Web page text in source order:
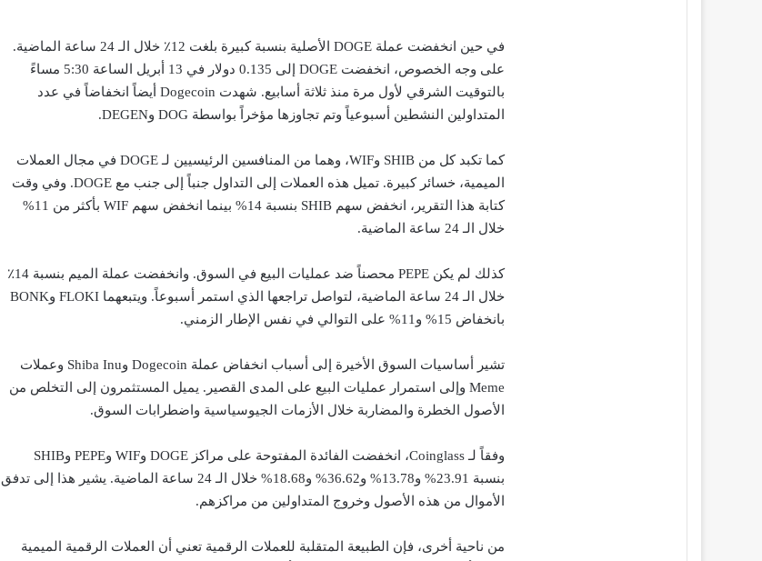
في حين انخفضت عملة DOGE الأصلية بنسبة كبيرة بلغت 12٪ خلال الـ 24 ساعة الماضية.
على وجه الخصوص، انخفضت DOGE إلى 0.135 دولار في 13 أبريل الساعة 5:30 مساءً
بالتوقيت الشرقي لأول مرة منذ ثلاثة أسابيع. شهدت Dogecoin أيضاً انخفاضاً في عدد
المتداولين النشطين أسبوعياً وتم تجاوزها مؤخراً بواسطة DOG وDEGEN.
كما تكبد كل من SHIB وWIF، وهما من المنافسين الرئيسيين لـ DOGE في مجال العملات
الميمية، خسائر كبيرة. تميل هذه العملات إلى التداول جنباً إلى جنب مع DOGE. وفي وقت
كتابة هذا التقرير، انخفض سهم SHIB بنسبة 14% بينما انخفض سهم WIF بأكثر من 11%
خلال الـ 24 ساعة الماضية.
كذلك لم يكن PEPE محصناً ضد عمليات البيع في السوق. وانخفضت عملة الميم بنسبة 14٪
خلال الـ 24 ساعة الماضية، لتواصل تراجعها الذي استمر أسبوعاً. ويتبعهما FLOKI وBONK
بانخفاض 15% و11% على التوالي في نفس الإطار الزمني.
تشير أساسيات السوق الأخيرة إلى أسباب انخفاض عملة Dogecoin وShiba Inu وعملات
Meme وإلى استمرار عمليات البيع على المدى القصير. يميل المستثمرون إلى التخلص من
الأصول الخطرة والمضاربة خلال الأزمات الجيوسياسية واضطرابات السوق.
وفقاً لـ Coinglass، انخفضت الفائدة المفتوحة على مراكز DOGE وWIF وPEPE وSHIB
بنسبة 23.91% و13.78% و36.62% و18.68% خلال الـ 24 ساعة الماضية. يشير هذا إلى تدفق
الأموال من هذه الأصول وخروج المتداولين من مراكزهم.
من ناحية أخرى، فإن الطبيعة المتقلبة للعملات الرقمية تعني أن العملات الرقمية الميمية